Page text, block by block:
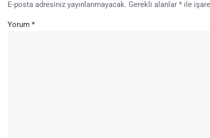
E-posta adresiniz yayınlanmayacak. Gerekli alanlar * ile
Yorum *